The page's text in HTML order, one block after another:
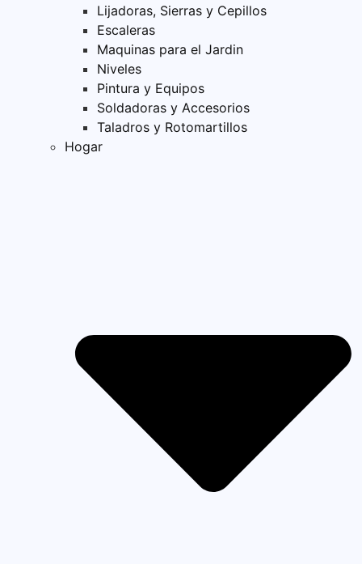
Lijadoras, Sierras y Cepillos
Escaleras
Maquinas para el Jardin
Niveles
Pintura y Equipos
Soldadoras y Accesorios
Taladros y Rotomartillos
Hogar